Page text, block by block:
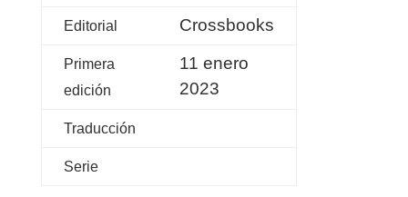
Editorial Crossbooks
Primera
edición
11 enero
2023
Traducción
Serie